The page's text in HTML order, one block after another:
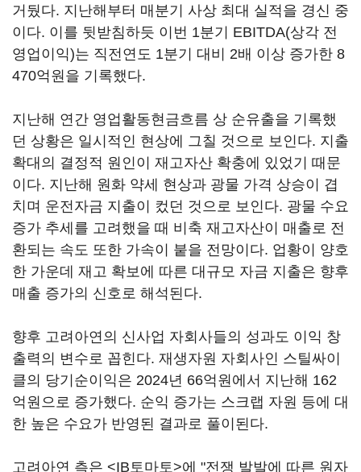
거뒀다. 지난해부터 매분기 사상 최대 실적을 경신 중
이다. 이를 뒷받침하듯 이번 1분기 EBITDA(상각 전
영업이익)는 직전연도 1분기 대비 2배 이상 증가한 8
470억원을 기록했다.
지난해 연간 영업활동현금흐름 상 순유출을 기록했
던 상황은 일시적인 현상에 그칠 것으로 보인다. 지출
확대의 결정적 원인이 재고자산 확충에 있었기 때문
이다. 지난해 원화 약세 현상과 광물 가격 상승이 겹
치며 운전자금 지출이 컸던 것으로 보인다. 광물 수요
증가 추세를 고려했을 때 비축 재고자산이 매출로 전
환되는 속도 또한 가속이 붙을 전망이다. 업황이 양호
한 가운데 재고 확보에 따른 대규모 자금 지출은 향후
매출 증가의 신호로 해석된다.
향후 고려아연의 신사업 자회사들의 성과도 이익 창
출력의 변수로 꼽힌다. 재생자원 자회사인 스틸싸이
클의 당기순이익은 2024년 66억원에서 지난해 162
억원으로 증가했다. 순익 증가는 스크랩 자원 등에 대
한 높은 수요가 반영된 결과로 풀이된다.
고려아연 측은 <IB토마토>에 "전쟁 발발에 따른 원자